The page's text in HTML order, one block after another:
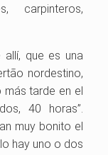
carpinteros,
que es una
nordestino,
más tarde en el
40 horas”.
muy bonito el
hay uno o dos